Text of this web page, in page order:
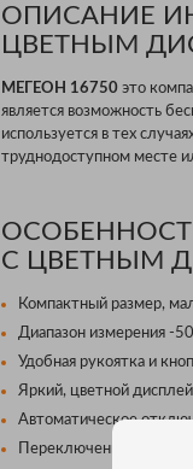
ОПИСАНИЕ
ЦВЕТНЫМ
МЕГЕОН 16750 это
является возможность
используется в тех
труднодоступном месте
С ЦВЕТНЫМ
Компактный размер,
Диапазон измерения -
Удобная рукоятка и
Яркий, цветной
Автоматическое
Переключение единиц